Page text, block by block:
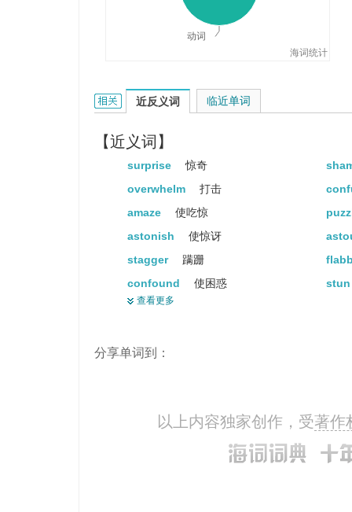
海词统计
动词
dumbfound的相关资料：
近反义词
【近义词】
surprise 惊奇
overwhelm
打击
amaze
使吃惊
astonish
使惊讶
stagger
蹒跚
confound
使困惑
stupefy
baffle
摆姿势
查看更多
临近单词
分享单词到：
以上内容独家创作，受著作